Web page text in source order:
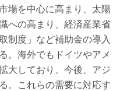
場を中心に高まり、太陽
への高まり、経済産業省
制度」など補助金の導入
。海外でもドイツやアメ
大しており、今後、アジ
。これらの需要に対応す